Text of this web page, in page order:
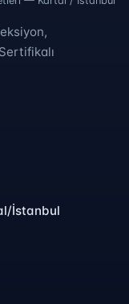
İstanbul